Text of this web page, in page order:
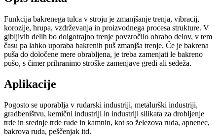
Funkcija bakrenega tulca v stroju je zmanjšanje trenja, vibracij,
korozije, hrupa, vzdrževanja in proizvodnega procesa strukture. V
gibljivih delih bo dolgotrajno trenje povzročilo obrabo delov, v tem
času pa lahko uporaba bakrenih puš zmanjša trenje. Če je bakrena
puša do določene mere obrabljena, je treba zamenjati le bakreno
pušo, s čimer prihranimo stroške zamenjave gredi ali sedeža.
Aplikacije
Pogosto se uporablja v rudarski industriji, metalurški industriji,
gradbeništvu, kemični industriji in industriji silikata za drobljenje
trde in srednje trde rude in kamnin, kot so železova ruda, apnenec,
bakrova ruda, peščenjak itd.